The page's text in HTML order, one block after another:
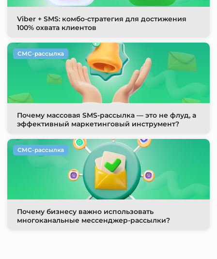
Viber + SMS: комбо-стратегия для достижения
100% охвата клиентов
Почему массовая SMS-рассылка — это не флуд, а
эффективный маркетинговый инструмент?
СМС-рассылка
Почему бизнесу важно использовать
многоканальные мессенджер-рассылки?
СМС-рассылка